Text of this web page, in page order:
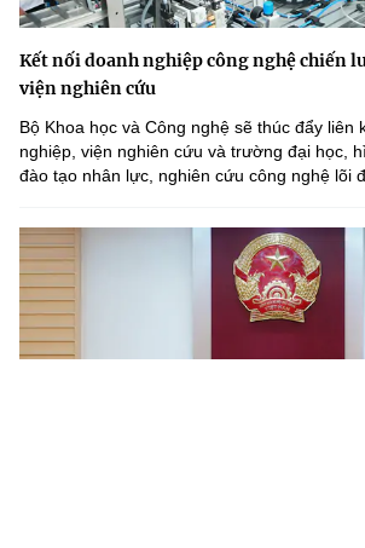
Kết nối doanh nghiệp công nghệ chiến
viện nghiên cứu
Bộ Khoa học và Công nghệ sẽ thúc đẩy liên
nghiệp, viện nghiên cứu và trường đại học,
đào tạo nhân lực, nghiên cứu công nghệ lõi